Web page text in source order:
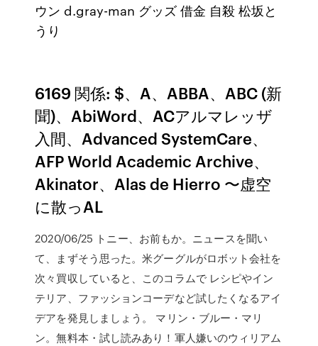
ウン d.gray-man グッズ 借金 自殺 松坂と
うり
6169 関係: $、A、ABBA、ABC (新
聞)、AbiWord、ACアルマレッザ
入間、Advanced SystemCare、
AFP World Academic Archive、
Akinator、Alas de Hierro 〜虚空
に散っAL
2020/06/25 トニー、お前もか。ニュースを聞い
て、まずそう思った。米グーグルがロボット会社を
次々買収していると、このコラムで レシピやイン
テリア、ファッションコーデなど試したくなるアイ
デアを発見しましょう。 マリン・ブルー・マリ
ン。無料本・試し読みあり！軍人嫌いのウィリアム